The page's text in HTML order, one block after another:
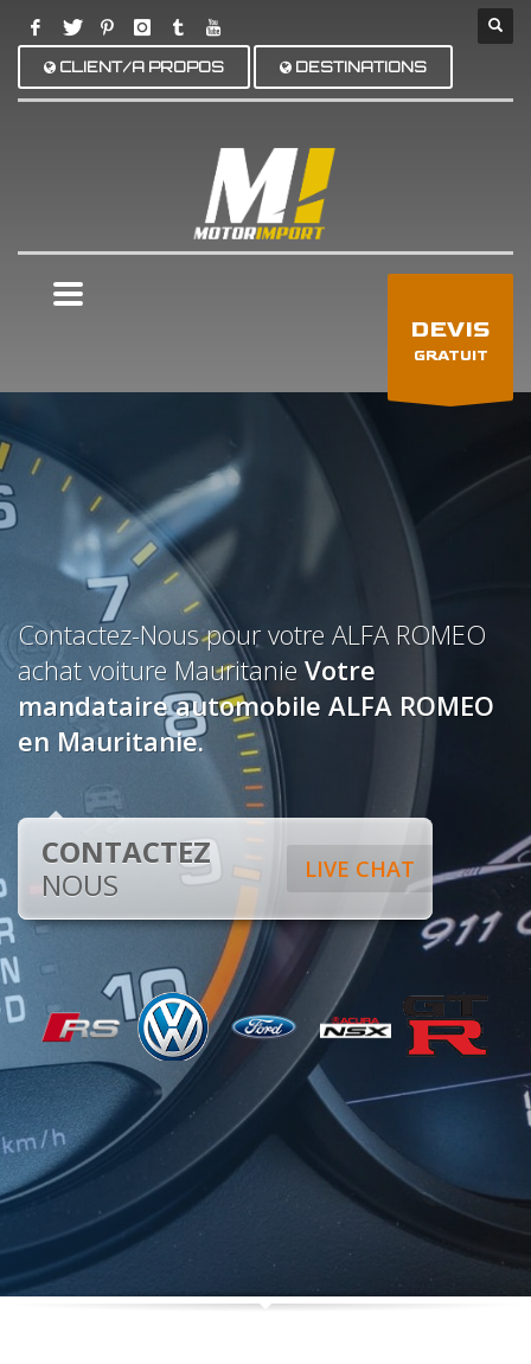
CLIENT/A PROPOS DESTINATIONS
DEVIS
GRATUIT
Contactez-Nous pour votre ALFA ROMEO
achat voiture Mauritanie Votre
mandataire automobile ALFA ROMEO
en Mauritanie.
LIVE CHAT
CONTACTEZ
NOUS